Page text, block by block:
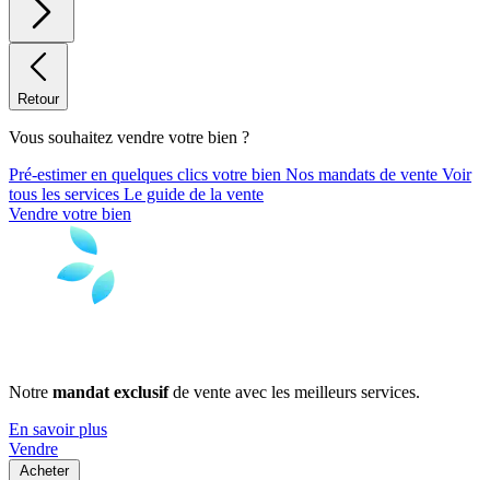
Retour
Vous souhaitez vendre votre bien ?
Pré-estimer en quelques clics votre bien Nos mandats de vente Voir
tous les services Le guide de la vente
Vendre votre bien
Notre mandat exclusifde vente avec les meilleurs services.
En savoir plus
Vendre
Acheter